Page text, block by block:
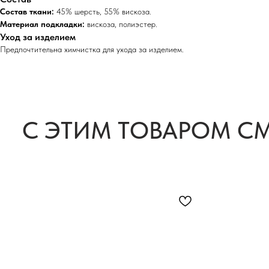
Состав ткани: 45% шерсть, 55% вискоза.
Материал подкладки: вискоза, полиэстер.
Уход за изделием
Предпочтительна химчистка для ухода за изделием.
С ЭТИМ ТОВАРОМ